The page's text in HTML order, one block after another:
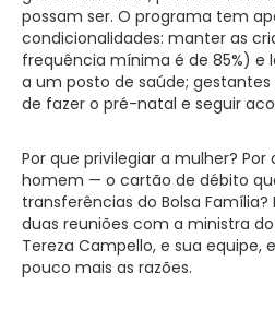
possam ser. O programa tem
condicionalidades: manter as
frequência mínima é de 85%) e
a um posto de saúde;
de fazer o pré-natal e seguir
Por que privilegiar a mulher?
homem — o cartão de débito
transferências do Bolsa
duas reuniões com a ministra
Tereza Campello, e sua
pouco mais as razões.